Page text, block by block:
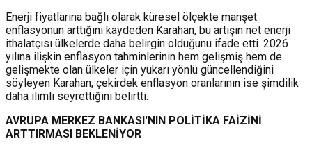
Enerji fiyatlarına bağlı olarak küresel ölçekte manşet
enflasyonun arttığını kaydeden Karahan, bu artışın net enerji
ithalatçısı ülkelerde daha belirgin olduğunu ifade etti. 2026
yılına ilişkin enflasyon tahminlerinin hem gelişmiş hem de
gelişmekte olan ülkeler için yukarı yönlü güncellendiğini
söyleyen Karahan, çekirdek enflasyon oranlarının ise şimdilik
daha ılımlı seyrettiğini belirtti.
AVRUPA MERKEZ BANKASI'NIN POLİTİKA FAİZİNİ
ARTTIRMASI BEKLENİYOR